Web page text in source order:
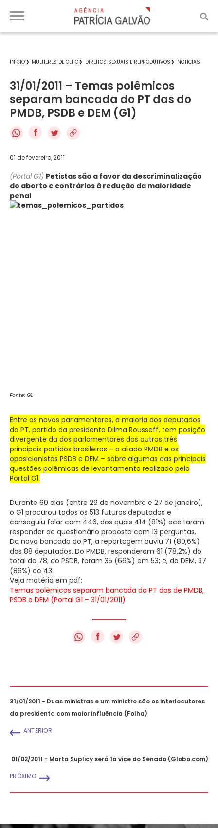
INÍCIO MULHERES DE OLHO DIREITOS SEXUAIS E REPRODUTIVOS NOTÍCIAS
31/01/2011 – Temas polêmicos
separam bancada do PT das do
PMDB, PSDB e DEM (G1)
f
01 de fevereiro, 2011
(Portal G1) Petistas são a favor da descriminalização
do aborto e contrários à redução da maioridade
penal
Fonte: G1.
Entre os novos parlamentares, a maioria dos deputados
do PT, partido da presidenta Dilma Rousseff, tem posição
divergente da dos parlamentares dos outros três
principais partidos brasileiros – o aliado PMDB e os
oposicionistas PSDB e DEM – sobre algumas das principais
questões polêmicas de levantamento realizado pelo
Portal G1.
Durante 60 dias (entre 29 de novembro e 27 de janeiro),
o G1 procurou todos os 513 futuros deputados e
conseguiu falar com 446, dos quais 414 (81%) aceitaram
responder ao questionário proposto com 13 perguntas.
Da nova bancada do PT, a reportagem ouviu 71 (80,6%)
dos 88 deputados. Do PMDB, responderam 61 (78,2%) do
total de 78; do PSDB, foram 35 (66%) em 53; e, do DEM, 37
(86%) de 43.
Veja matéria em pdf:
Temas polêmicos separam bancada do PT das de PMDB,
PSDB e DEM (Portal G1 – 31/01/2011)
f
31/01/2011 - Duas ministras e um ministro são os interlocutores
da presidenta com maior influência (Folha)
ANTERIOR
01/02/2011 - Marta Suplicy será 1a vice do Senado (Globo.com)
PRÓXIMO